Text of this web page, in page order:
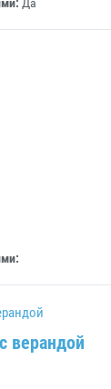
верандой